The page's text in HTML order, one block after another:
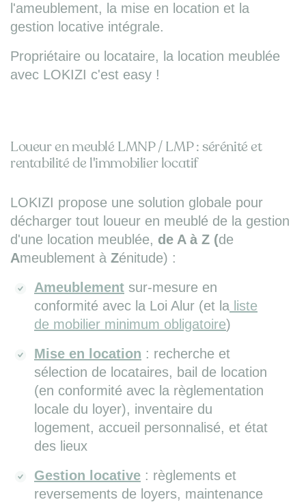
l'ameublement, la mise en location et la
gestion locative intégrale.
Propriétaire ou locataire, la location meublée
avec LOKIZI c'est easy !
Loueur en meublé LMNP / LMP : sérénité et
rentabilité de l'immobilier locatif
LOKIZI propose une solution globale pour
décharger tout loueur en meublé de la gestion
d'une location meublée, de A à Z (de
Ameublement à Zénitude) :
Ameublement sur-mesure en
conformité avec la Loi Alur (et la liste
de mobilier minimum obligatoire)
Mise en location : recherche et
sélection de locataires, bail de location
(en conformité avec la règlementation
locale du loyer), inventaire du
logement, accueil personnalisé, et état
des lieux
Gestion locative : règlements et
reversements de loyers, maintenance